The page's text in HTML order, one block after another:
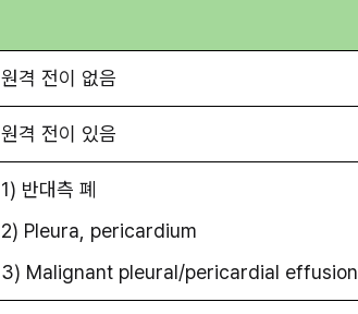
원격 전이 없음
원격 전이 있음
1) 반대측 폐
2) Pleura, pericardium
3) Malignant pleural/pericardial effusion